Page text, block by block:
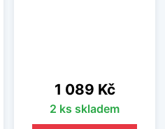
Cena
1 089 Kč
2 ks skladem